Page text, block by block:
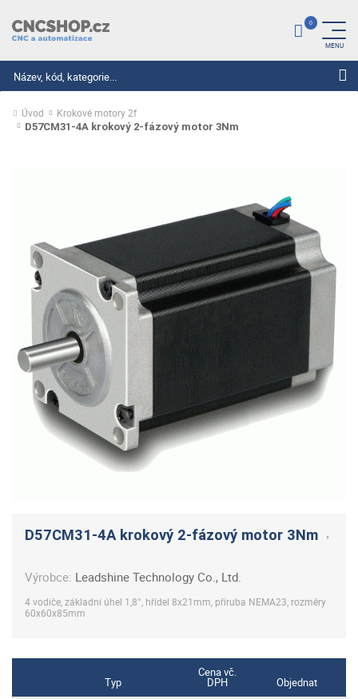
Úvod Krokové motory 2f
D57CM31-4A krokový 2-fázový motor 3Nm
D57CM31-4A krokový 2-fázový motor 3Nm
Výrobce: Leadshine Technology Co., Ltd.
4 vodiče, základní úhel 1,8°, hřídel 8x21mm, příruba NEMA23, rozměry
60x60x85mm
Typ
Cena vč.
DPH
Objednat